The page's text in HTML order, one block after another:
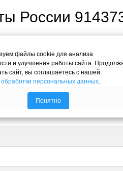
России
файлы cookie для анализа
и улучшения работы сайта.
сайт, вы соглашаетесь с нашей
персональных данных
Понятно